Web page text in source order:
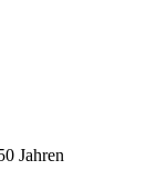
Jahren